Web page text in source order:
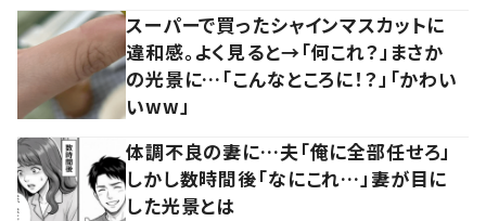
スーパーで買ったシャインマスカットに
違和感。よく見ると→「何これ？」まさか
の光景に…「こんなところに！？」「かわい
いww」
体調不良の妻に…夫「俺に全部任せろ」
しかし数時間後「なにこれ…」妻が目に
した光景とは